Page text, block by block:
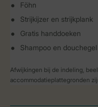
Föhn
Strijkijzer en strijkplank
Gratis handdoeken
Shampoo en douchegel
Afwijkingen bij de indeling,
accommodatieplattegronden